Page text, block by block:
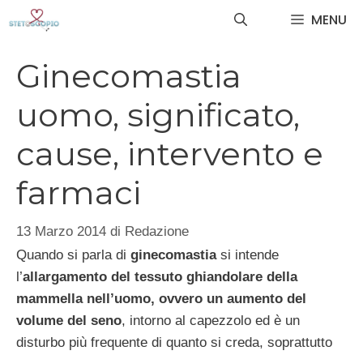
MENU
Ginecomastia
uomo, significato,
cause, intervento e
farmaci
13 Marzo 2014 di Redazione
Quando si parla di ginecomastiasi intende
l’allargamento del tessuto ghiandolare della
mammella nell’uomo, ovvero un aumento del
volume del seno, intorno al capezzolo ed è un
disturbo più frequente di quanto si creda, soprattutto